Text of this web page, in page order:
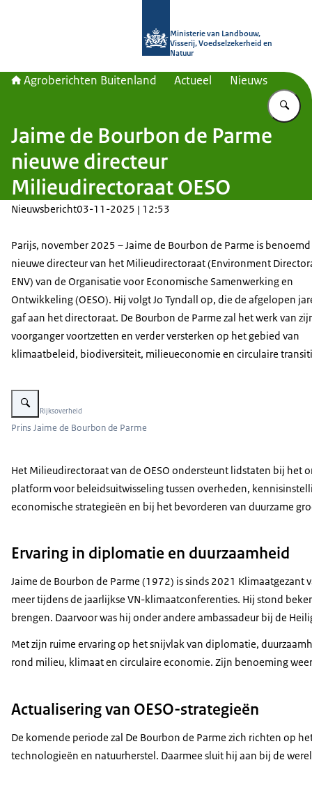
Ministerie van Landbouw,
Visserij, Voedselzekerheid en
Natuur
Agroberichten Buitenland Actueel Nieuws
Jaime de Bourbon de Parme
nieuwe directeur
Milieudirectoraat OESO
Nieuwsbericht03-11-2025 | 12:53
Parijs, november 2025 – Jaime de Bourbon de Parme is
nieuwe directeur van het Milieudirectoraat (Environment
ENV) van de Organisatie voor Economische Samenwerking en
Ontwikkeling (OESO). Hij volgt Jo Tyndall op, die de afgelopen
gaf aan het directoraat. De Bourbon de Parme zal het werk van
voorganger voortzetten en verder versterken op het gebied van
klimaatbeleid, biodiversiteit, milieueconomie en circulaire
Vergroot afbeelding Prins Jaime de Bourbon de Parme
Beeld: © Rijksoverheid
Prins Jaime de Bourbon de Parme
Het Milieudirectoraat van de OESO ondersteunt lidstaten bij
platform voor beleidsuitwisseling tussen overheden,
economische strategieën en bij het bevorderen van duurzame
Ervaring in diplomatie en duurzaamheid
Jaime de Bourbon de Parme (1972) is sinds 2021
meer tijdens de jaarlijkse VN-klimaatconferenties. Hij stond
brengen. Daarvoor was hij onder andere ambassadeur bij de
Met zijn ruime ervaring op het snijvlak van diplomatie,
rond milieu, klimaat en circulaire economie. Zijn benoeming
Actualisering van OESO-strategieën
De komende periode zal De Bourbon de Parme zich richten op
technologieën en natuurherstel. Daarmee sluit hij aan bij de